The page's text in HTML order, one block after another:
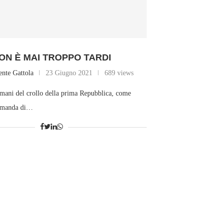
È MAI TROPPO TARDI
Gattola 23 Giugno 2021 689 views
del crollo della prima Repubblica, come
di…